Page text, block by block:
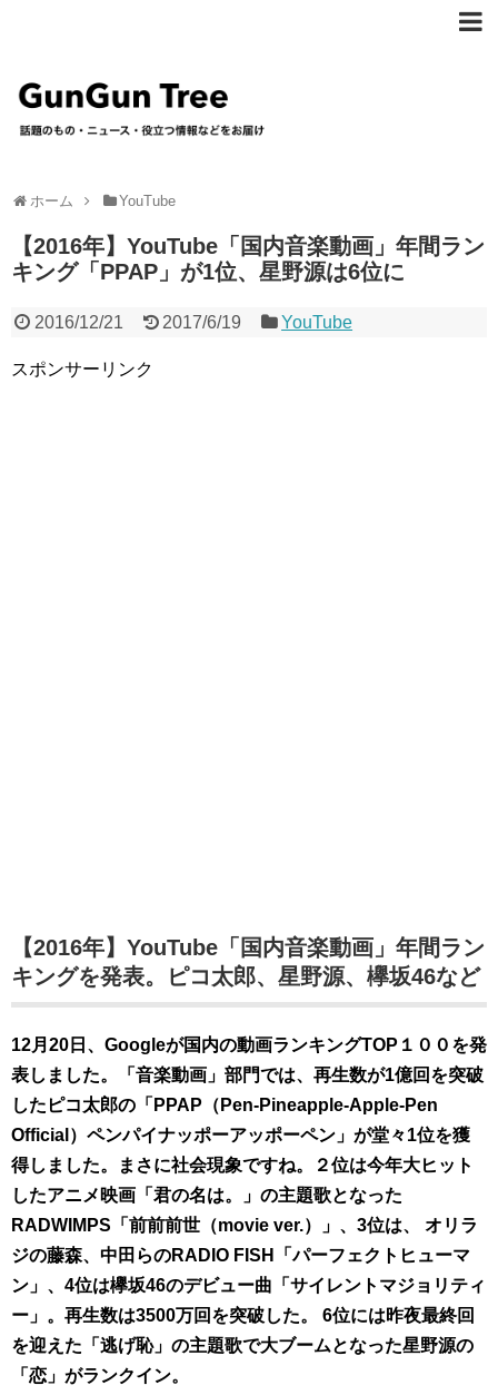
ホーム YouTube
【2016年】YouTube「国内音楽動画」年間ラン
キング「PPAP」が1位、星野源は6位に
2016/12/21 2017/6/19 YouTube
スポンサーリンク
【2016年】YouTube「国内音楽動画」年間ラン
キングを発表。ピコ太郎、星野源、欅坂46など
12月20日、Googleが国内の動画ランキングTOP１００を発
表しました。「音楽動画」部門では、再生数が1億回を突破
したピコ太郎の「PPAP（Pen-Pineapple-Apple-Pen
Official）ペンパイナッポーアッポーペン」が堂々1位を獲
得しました。まさに社会現象ですね。２位は今年大ヒット
したアニメ映画「君の名は。」の主題歌となった
RADWIMPS「前前前世（movie ver.）」、3位は、 オリラ
ジの藤森、中田らのRADIO FISH「パーフェクトヒューマ
ン」、4位は欅坂46のデビュー曲「サイレントマジョリティ
ー」。再生数は3500万回を突破した。 6位には昨夜最終回
を迎えた「逃げ恥」の主題歌で大ブームとなった星野源の
「恋」がランクイン。